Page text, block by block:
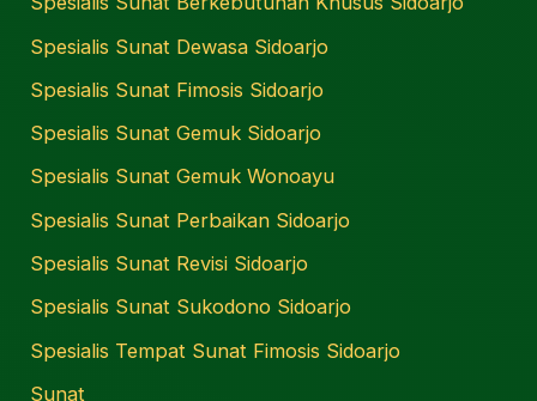
Spesialis Sunat Dewasa Sidoarjo
Spesialis Sunat Fimosis Sidoarjo
Spesialis Sunat Gemuk Sidoarjo
Spesialis Sunat Gemuk Wonoayu
Spesialis Sunat Perbaikan Sidoarjo
Spesialis Sunat Revisi Sidoarjo
Spesialis Sunat Sukodono Sidoarjo
Spesialis Tempat Sunat Fimosis Sidoarjo
Sunat